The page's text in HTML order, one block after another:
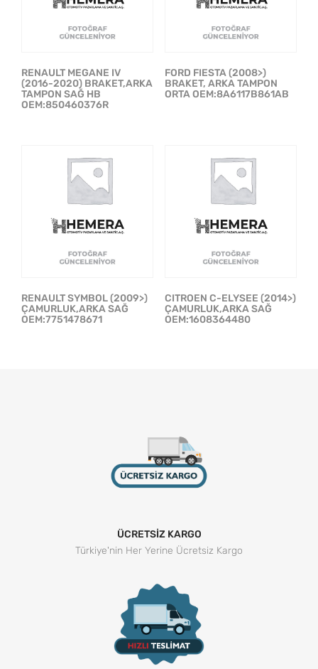
RENAULT MEGANE IV
(2016-2020) BRAKET,ARKA
TAMPON SAĞ HB
OEM:850460376R
FORD FIESTA (2008>)
BRAKET, ARKA TAMPON
ORTA OEM:8A6117B861AB
RENAULT SYMBOL (2009>)
ÇAMURLUK,ARKA SAĞ
OEM:7751478671
CITROEN C-ELYSEE (2014>)
ÇAMURLUK,ARKA SAĞ
OEM:1608364480
ÜCRETSİZ KARGO
Türkiye'nin Her Yerine Ücretsiz Kargo